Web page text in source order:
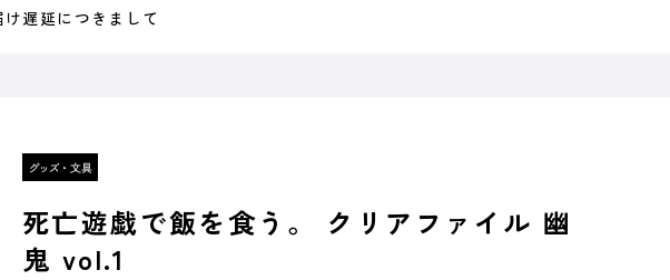
遅延につきまして
死亡遊戯で飯を食う。 クリアファイル 幽
鬼 vol.1